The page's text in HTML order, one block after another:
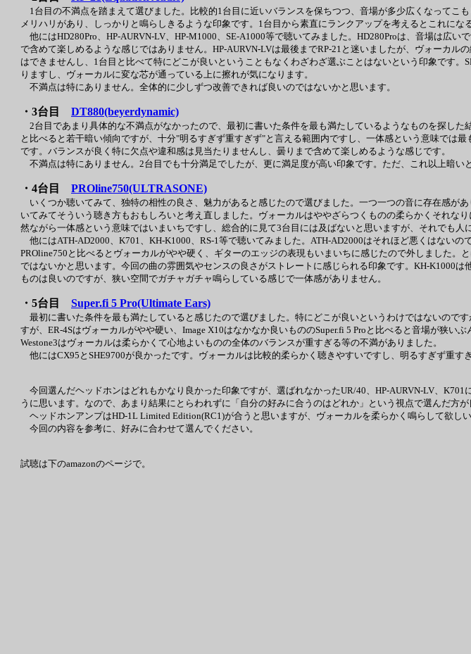
1台目の不満点を踏まえて選びました。比較的1台目に近いバランスを保ちつつ、音場が多少広くなってこ
メリハリがあり、しっかりと鳴らしきるような印象です。1台目から素直にランクアップを考えるとこれにな
他にはHD280Pro、HP-AURVN-LV、HP-M1000、SE-A1000等で聴いてみました。HD280Proは、音場は広
で含めて楽しめるような感じではありません。HP-AURVN-LVは最後までRP-21と迷いましたが、ヴォーカ
はできませんし、1台目と比べて特にどこが良いということもなくわざわざ選ぶことはないという印象です
りますし、ヴォーカルに変な芯が通っている上に擦れが気になります。
不満点は特にありません。全体的に少しずつ改善できれば良いのではないかと思います。
・3台目 DT880(beyerdynamic)
2台目であまり具体的な不満点がなかったので、最初に書いた条件を最も満たしているようなものを探し
と比べると若干暗い傾向ですが、十分"明るすぎず重すぎず"と言える範囲内ですし、一体感という意味では
です。バランスが良く特に欠点や違和感は見当たりませんし、曇りまで含めて楽しめるような感じです。
不満点は特にありません。2台目でも十分満足でしたが、更に満足度が高い印象です。ただ、これ以上暗い
・4台目 PROline750(ULTRASONE)
いくつか聴いてみて、独特の相性の良さ、魅力があると感じたので選びました。一つ一つの音に存在感が
いてみてそういう聴き方もおもしろいと考え直しました。ヴォーカルはややざらつくものの柔らかくそれ
然ながら一体感という意味ではいまいちですし、総合的に見て3台目には及ばないと思いますが、それでも人
他にはATH-AD2000、K701、KH-K1000、RS-1等で聴いてみました。ATH-AD2000はそれほど悪くはない
PROline750と比べるとヴォーカルがやや硬く、ギターのエッジの表現もいまいちに感じたので外しました
ではないかと思います。今回の曲の雰囲気やセンスの良さがストレートに感じられる印象です。KH-K1000
ものは良いのですが、狭い空間でガチャガチャ鳴らしている感じで一体感がありません。
・5台目 Super.fi 5 Pro(Ultimate Ears)
最初に書いた条件を最も満たしていると感じたので選びました。特にどこが良いというわけではないので
すが、ER-4Sはヴォーカルがやや硬い、Image X10はなかなか良いもののSuper.fi 5 Proと比べると音場が狭
Westone3はヴォーカルは柔らかくて心地よいものの全体のバランスが重すぎる等の不満がありました。
他にはCX95とSHE9700が良かったです。ヴォーカルは比較的柔らかく聴きやすいですし、明るすぎず重す
今回選んだヘッドホンはどれもかなり良かった印象ですが、選ばれなかったUR/40、HP-AURVN-LV、
うに思います。なので、あまり結果にとらわれずに「自分の好みに合うのはどれか」という視点で選んだ方が
ヘッドホンアンプはHD-1L Limited Edition(RC1)が合うと思いますが、ヴォーカルを柔らかく鳴らして欲しい
今回の内容を参考に、好みに合わせて選んでください。
試聴は下のamazonのページで。